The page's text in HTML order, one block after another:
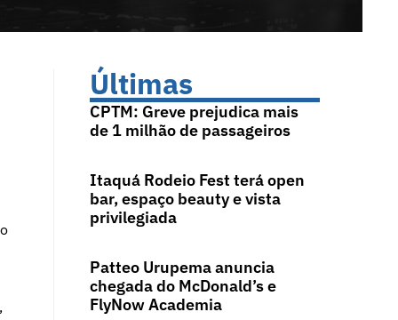
Últimas
CPTM: Greve prejudica mais
de 1 milhão de passageiros
Itaquá Rodeio Fest terá open
bar, espaço beauty e vista
privilegiada
Patteo Urupema anuncia
chegada do McDonald’s e
FlyNow Academia